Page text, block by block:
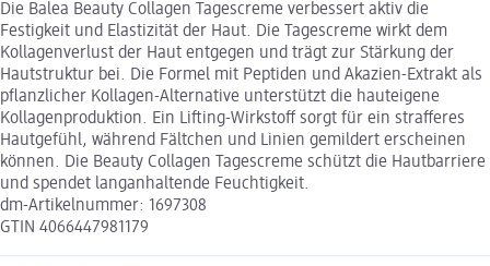
Die Balea Beauty Collagen Tagescreme verbessert aktiv die
Festigkeit und Elastizität der Haut. Die Tagescreme wirkt dem
Kollagenverlust der Haut entgegen und trägt zur Stärkung der
Hautstruktur bei. Die Formel mit Peptiden und Akazien-Extrakt als
pflanzlicher Kollagen-Alternative unterstützt die hauteigene
Kollagenproduktion. Ein Lifting-Wirkstoff sorgt für ein strafferes
Hautgefühl, während Fältchen und Linien gemildert erscheinen
können. Die Beauty Collagen Tagescreme schützt die Hautbarriere
und spendet langanhaltende Feuchtigkeit.
dm-Artikelnummer: 1697308
GTIN 4066447981179